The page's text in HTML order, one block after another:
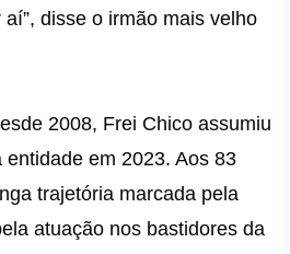
disse o irmão mais velho
2008, Frei Chico assumiu
em 2023. Aos 83
trajetória marcada pela
atuação nos bastidores da